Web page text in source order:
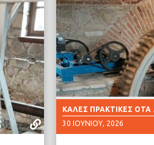
ΚΑΛΈΣ ΠΡΑΚΤΙΚΈΣ ΟΤΑ
30 ΙΟΥΝΊΟΥ, 2026